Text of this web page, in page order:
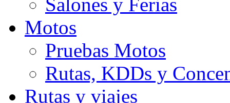
Motos
Pruebas Motos
Rutas, KDDs y
Rutas y viajes